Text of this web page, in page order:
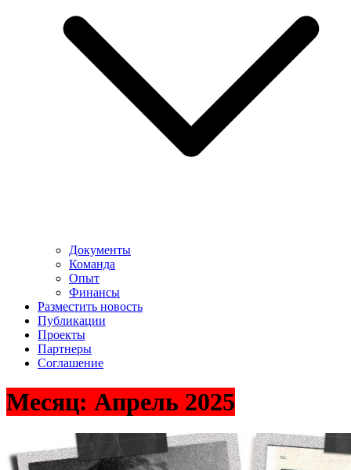
Документы
Команда
Опыт
Финансы
Разместить новость
Публикации
Проекты
Партнеры
Соглашение
Месяц: Апрель 2025